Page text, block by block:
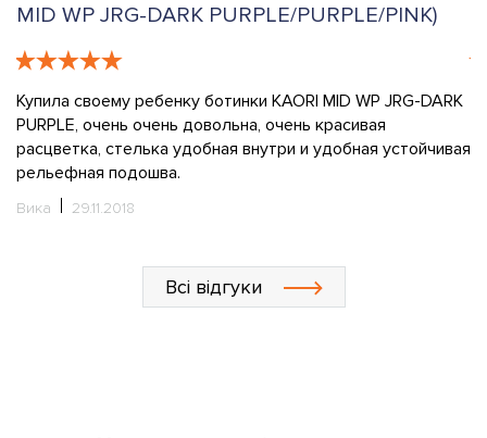
MID WP JRG-DARK PURPLE/PURPLE/PINK)
Купила своему ребенку ботинки KAORI MID WP JRG-DARK
PURPLE, очень очень довольна, очень красивая
расцветка, стелька удобная внутри и удобная устойчивая
рельефная подошва.
Вика 29.11.2018
Всі відгуки